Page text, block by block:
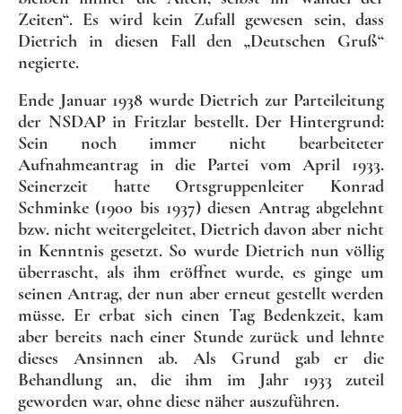
Zeiten“. Es wird kein Zufall gewesen sein, dass
Dietrich in diesen Fall den „Deutschen Gruß“
negierte.
Ende Januar 1938 wurde Dietrich zur Parteileitung
der NSDAP in Fritzlar bestellt. Der Hintergrund:
Sein noch immer nicht bearbeiteter
Aufnahmeantrag in die Partei vom April 1933.
Seinerzeit hatte Ortsgruppenleiter Konrad
Schminke (1900 bis 1937) diesen Antrag abgelehnt
bzw. nicht weitergeleitet, Dietrich davon aber nicht
in Kenntnis gesetzt. So wurde Dietrich nun völlig
überrascht, als ihm eröffnet wurde, es ginge um
seinen Antrag, der nun aber erneut gestellt werden
müsse. Er erbat sich einen Tag Bedenkzeit, kam
aber bereits nach einer Stunde zurück und lehnte
dieses Ansinnen ab. Als Grund gab er die
Behandlung an, die ihm im Jahr 1933 zuteil
geworden war, ohne diese näher auszuführen.